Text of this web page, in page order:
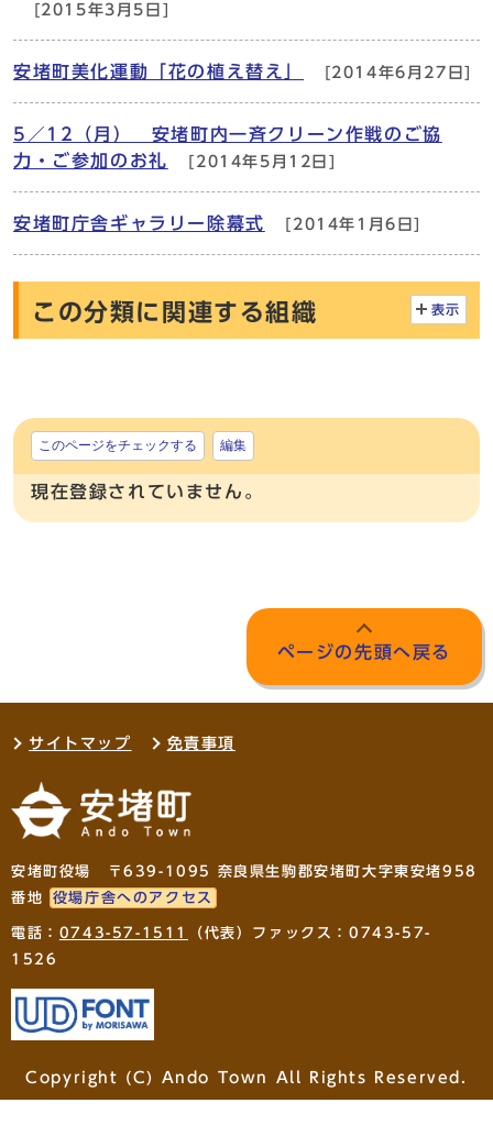
[2015年3月5日]
安堵町美化運動「花の植え替え」 [2014年6月27日]
5／12（月） 安堵町内一斉クリーン作戦のご協
力・ご参加のお礼
[2014年5月12日]
安堵町庁舎ギャラリー除幕式 [2014年1月6日]
この分類に関連する組織 表示
このページをチェックする 編集
現在登録されていません。
ページの先頭へ戻る
サイトマップ 免責事項
安堵町役場 〒639-1095 奈良県生駒郡安堵町大字東安堵958
番地
役場庁舎へのアクセス
電話： 0743-57-1511
（代表）ファックス：0743-57-
1526
Copyright (C) Ando Town All Rights Reserved.